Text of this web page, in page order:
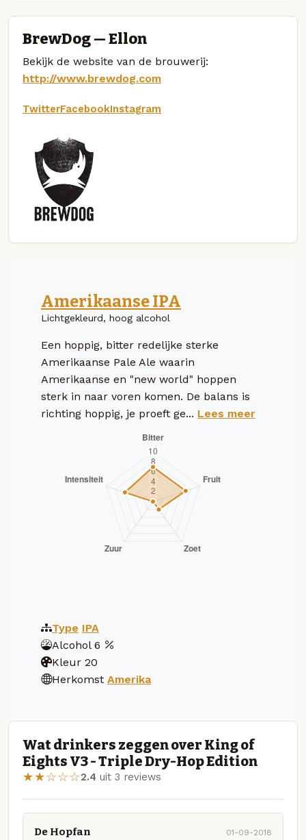
BrewDog — Ellon
Bekijk de website van de brouwerij:
http://www.brewdog.com
TwitterFacebookInstagram
Amerikaanse IPA
Lichtgekleurd, hoog alcohol
Een hoppig, bitter redelijke sterke
Amerikaanse Pale Ale waarin
Amerikaanse en "new world" hoppen
sterk in naar voren komen. De balans is
richting hoppig, je proeft ge... Lees meer
Type IPA
Alcohol 6
Kleur 20
Herkomst Amerika
Wat drinkers zeggen over King of
Eights V3 - Triple Dry-Hop Edition
★★☆☆☆2.4 uit 3 reviews
De Hopfan 01-09-2018